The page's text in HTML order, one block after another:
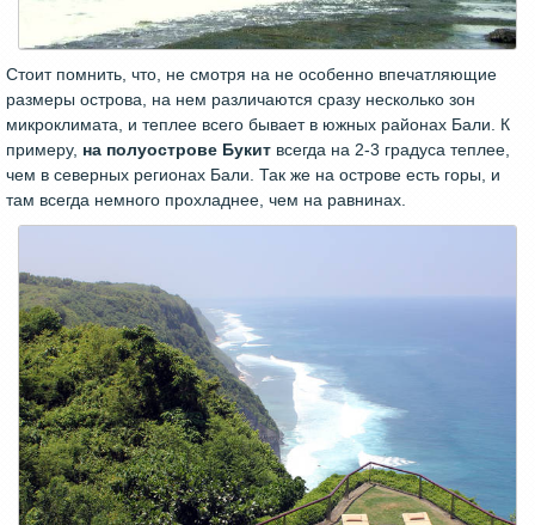
Стоит помнить, что, не смотря на не особенно впечатляющие
размеры острова, на нем различаются сразу несколько зон
микроклимата, и теплее всего бывает в южных районах Бали. К
примеру, на полуострове Букит всегда на 2-3 градуса теплее,
чем в северных регионах Бали. Так же на острове есть горы, и
там всегда немного прохладнее, чем на равнинах.